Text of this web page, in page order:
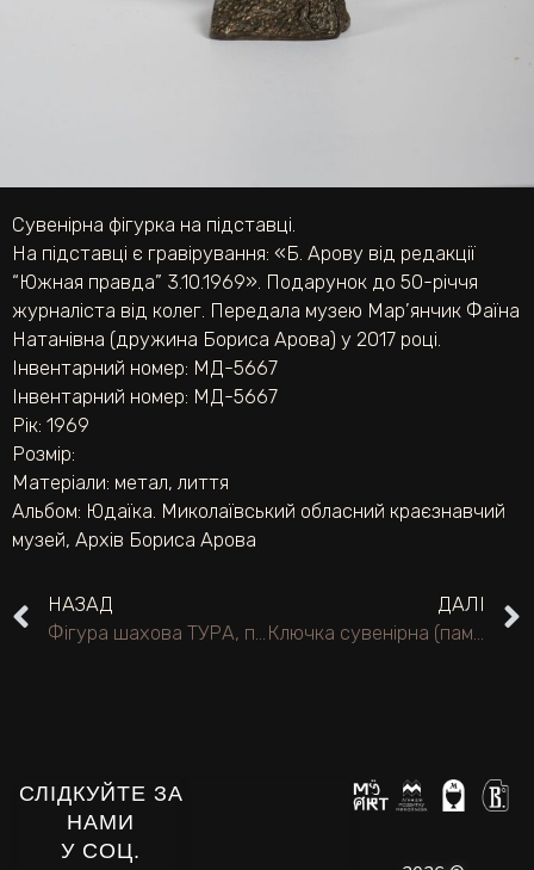
Сувенірна фігурка на підставці.
На підставці є гравірування: «Б. Арову від редакції
“Южная правда” 3.10.1969». Подарунок до 50-річчя
журналіста від колег. Передала музею Мар’янчик Фаїна
Натанівна (дружина Бориса Арова) у 2017 році.
Інвентарний номер: МД-5667
Інвентарний номер: МД-5667
Рік: 1969
Розмір:
Матеріали: метал, лиття
Альбом: Юдаїка. Миколаївський обласний краєзнавчий
музей, Архів Бориса Арова
НАЗАД
ДАЛІ
СЛІДКУЙТЕ ЗА
НАМИ
У СОЦ.